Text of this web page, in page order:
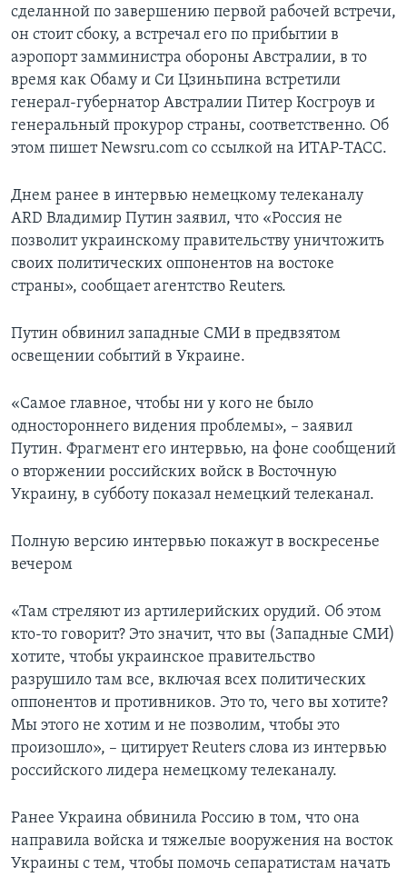
сделанной по завершению первой рабочей встречи,
он стоит сбоку, а встречал его по прибытии в
аэропорт замминистра обороны Австралии, в то
время как Обаму и Си Цзиньпина встретили
генерал-губернатор Австралии Питер Косгроув и
генеральный прокурор страны, соответственно. Об
этом пишет Newsru.com со ссылкой на ИТАР-ТАСС.
Днем ранее в интервью немецкому телеканалу
ARD Владимир Путин заявил, что «Россия не
позволит украинскому правительству уничтожить
своих политических оппонентов на востоке
страны», сообщает агентство Reuters.
Путин обвинил западные СМИ в предвзятом
освещении событий в Украине.
«Самое главное, чтобы ни у кого не было
одностороннего видения проблемы», – заявил
Путин. Фрагмент его интервью, на фоне сообщений
о вторжении российских войск в Восточную
Украину, в субботу показал немецкий телеканал.
Полную версию интервью покажут в воскресенье
вечером
«Там стреляют из артилерийских орудий. Об этом
кто-то говорит? Это значит, что вы (Западные СМИ)
хотите, чтобы украинское правительство
разрушило там все, включая всех политических
оппонентов и противников. Это то, чего вы хотите?
Мы этого не хотим и не позволим, чтобы это
произошло», – цитирует Reuters слова из интервью
российского лидера немецкому телеканалу.
Ранее Украина обвинила Россию в том, что она
направила войска и тяжелые вооружения на восток
Украины с тем, чтобы помочь сепаратистам начать